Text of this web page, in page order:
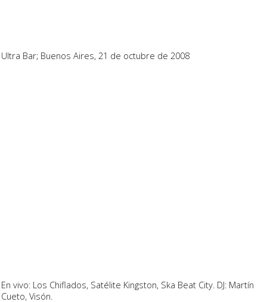
Ultra Bar; Buenos Aires, 21 de octubre de 2008
En vivo: Los Chiflados, Satélite Kingston, Ska Beat City. DJ: Martín
Cueto, Visón.